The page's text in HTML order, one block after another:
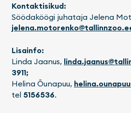
Kontaktisikud:
Söödaköögi juhataja Jelena
Lisainfo:
Linda Jaanus,
3911;
Helina Õunapuu,
tel 5156536.